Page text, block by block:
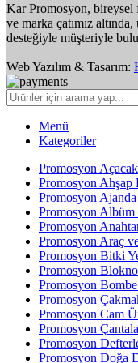
Kar Promosyon, bireysel
ve marka çatımız
desteğiyle müşteriyle
Web Yazılım & Tasarım:
Menü
Kategoriler
Promosyon
Promosyon Ahşap
Promosyon Ajanda
Promosyon Albüm
Promosyon
Promosyon Araç
Promosyon Bitki
Promosyon
Promosyon
Promosyon
Promosyon Cam
Promosyon
Promosyon
Promosyon Doğa